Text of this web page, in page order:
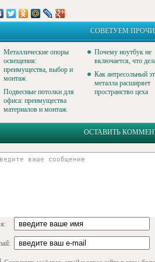
СОВЕТУЕМ
Металлические опоры
освещения:
преимущества, выбор и
монтаж
Подвесные потолки для
офиса: преимущества
материалов и монтаж
Почему ноутбук не
включается, что
Как антресольный
металла расширяет
пространство цеха
ОСТАВИТЬ